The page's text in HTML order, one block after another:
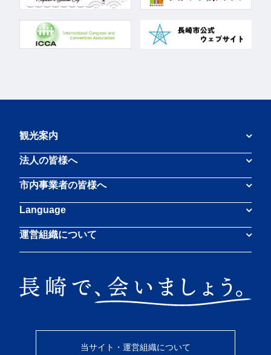
観光案内
法人の皆様へ
市内事業者の皆様へ
Language
運営組織について
当サイト・運営組織について